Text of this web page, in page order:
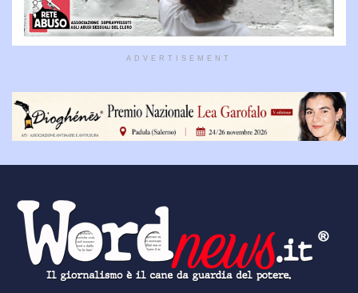
ADVERTISEMENT